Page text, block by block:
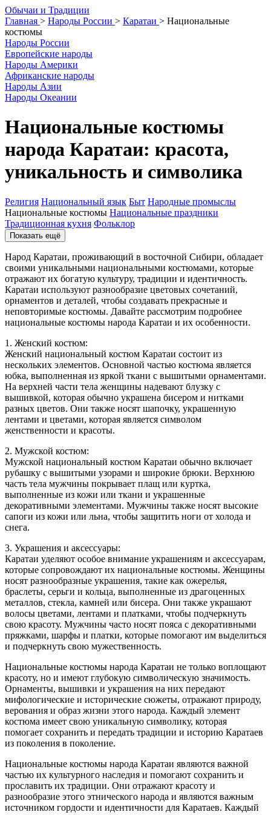
Обычаи и Традиции
Главная > Народы России > Каратаи > Национальные
костюмы
Народы России
Европейские народы
Народы Америки
Африканские народы
Народы Азии
Народы Океании
Национальные костюмы
народа Каратаи: красота,
уникальность и символика
Религия Национальный язык Быт Народные промыслы
Национальные костюмы Национальные праздники
Традиционная кухня Фольклор
Показать ещё
Народ Каратаи, проживающий в восточной Сибири, обладает
своими уникальными национальными костюмами, которые
отражают их богатую культуру, традиции и идентичность.
Каратаи используют разнообразие цветовых сочетаний,
орнаментов и деталей, чтобы создавать прекрасные и
неповторимые костюмы. Давайте рассмотрим подробнее
национальные костюмы народа Каратаи и их особенности.
1. Женский костюм:
Женский национальный костюм Каратаи состоит из
нескольких элементов. Основной частью костюма является
юбка, выполненная из яркой ткани с вышитыми орнаментами.
На верхней части тела женщины надевают блузку с
вышивкой, которая обычно украшена бисером и нитками
разных цветов. Они также носят шапочку, украшенную
лентами и цветами, которая является символом
женственности и красоты.
2. Мужской костюм:
Мужской национальный костюм Каратаи обычно включает
рубашку с вышитыми узорами и широкие брюки. Верхнюю
часть тела мужчины покрывает плащ или куртка,
выполненные из кожи или ткани и украшенные
декоративными элементами. Мужчины также носят высокие
сапоги из кожи или льна, чтобы защитить ноги от холода и
снега.
3. Украшения и аксессуары:
Каратаи уделяют особое внимание украшениям и аксессуарам,
которые сопровождают их национальные костюмы. Женщины
носят разнообразные украшения, такие как ожерелья,
браслеты, серьги и кольца, выполненные из драгоценных
металлов, стекла, камней или бисера. Они также украшают
волосы цветами, лентами и платками, чтобы подчеркнуть
свою красоту. Мужчины часто носят пояса с декоративными
пряжками, шарфы и платки, которые помогают им выделиться
и подчеркнуть свою мужественность.
Национальные костюмы народа Каратаи не только воплощают
красоту, но и имеют глубокую символическую значимость.
Орнаменты, вышивки и украшения на них передают
мифологические и исторические сюжеты, отражают природу,
верования и образ жизни этого народа. Каждый элемент
костюма имеет свою уникальную символику, которая
помогает сохранить и передать традиции и историю Каратаев
из поколения в поколение.
Национальные костюмы народа Каратаи являются важной
частью их культурного наследия и помогают сохранить и
прославить их традиции. Они отражают красоту и
разнообразие этого этнического народа и являются важным
источником гордости и идентичности для Каратаев. Каждый